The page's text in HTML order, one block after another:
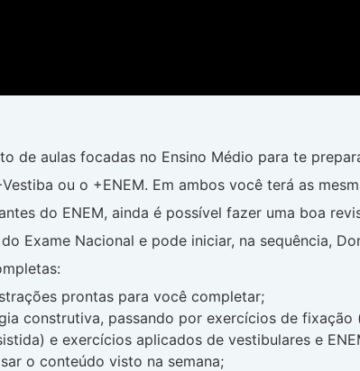
de aulas focadas no Ensino Médio para te
ou o +ENEM. Em ambos você terá as
do ENEM, ainda é possível fazer uma boa
Exame Nacional e pode iniciar, na sequência,
prontas para você completar;
construtiva, passando por exercícios de
e exercícios aplicados de vestibulares e
o conteúdo visto na semana;